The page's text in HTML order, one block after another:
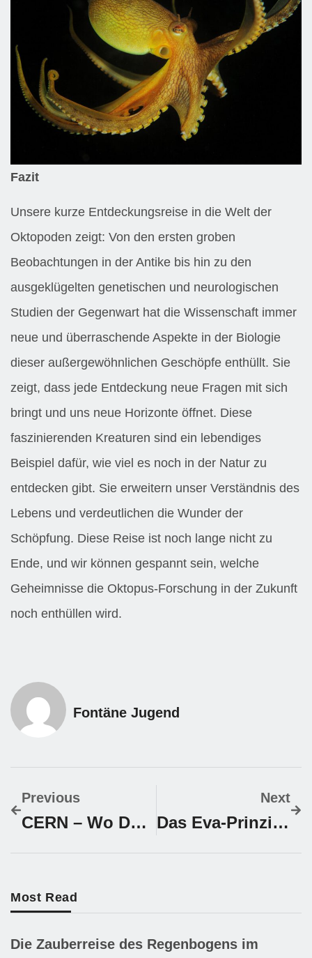
Fazit
Unsere kurze Entdeckungsreise in die Welt der
Oktopoden zeigt: Von den ersten groben
Beobachtungen in der Antike bis hin zu den
ausgeklügelten genetischen und neurologischen
Studien der Gegenwart hat die Wissenschaft immer
neue und überraschende Aspekte in der Biologie
dieser außergewöhnlichen Geschöpfe enthüllt. Sie
zeigt, dass jede Entdeckung neue Fragen mit sich
bringt und uns neue Horizonte öffnet. Diese
faszinierenden Kreaturen sind ein lebendiges
Beispiel dafür, wie viel es noch in der Natur zu
entdecken gibt. Sie erweitern unser Verständnis des
Lebens und verdeutlichen die Wunder der
Schöpfung. Diese Reise ist noch lange nicht zu
Ende, und wir können gespannt sein, welche
Geheimnisse die Oktopus-Forschung in der Zukunft
noch enthüllen wird.
Fontäne Jugend
Previous
CERN – Wo Das Herz Des Universums Schlägt
Next
Das Eva-Prinzip Und Die Analogie Zum Menschsein
Most Read
Die Zauberreise des Regenbogens im